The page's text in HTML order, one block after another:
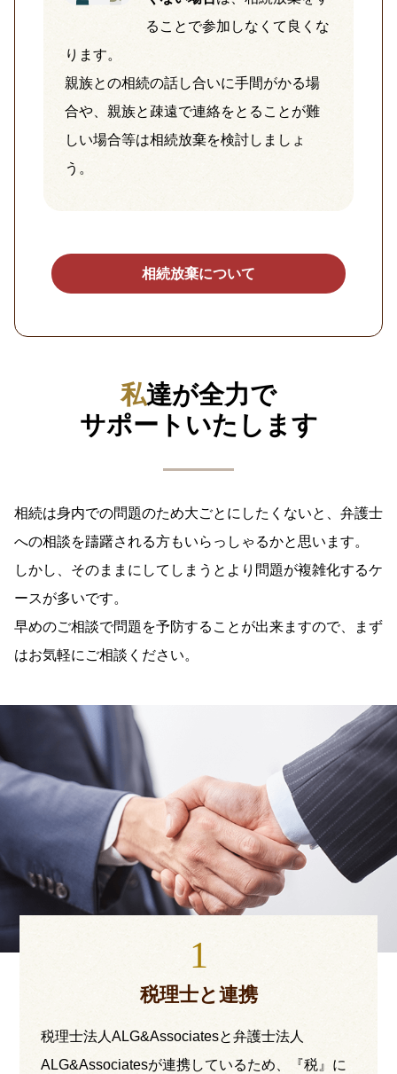
ることで参加しなくて良くな
ります。
親族との相続の話し合いに手間がかる場
合や、親族と疎遠で連絡をとることが難
しい場合等は相続放棄を検討しましょ
う。
相続放棄について
私達が全力で
サポートいたします
相続は身内での問題のため大ごとにしたくないと、 弁護士
への相談を躊躇される方もいらっしゃるかと思います。
しかし、そのままにしてしまうとより問題が複雑化するケ
ースが多いです。
早めのご相談で問題を予防することが出来ますので、まず
はお気軽にご相談ください。
1
税理士と連携
税理士法人ALG&Associatesと弁護士法人
ALG&Associatesが連携しているため、『税』に